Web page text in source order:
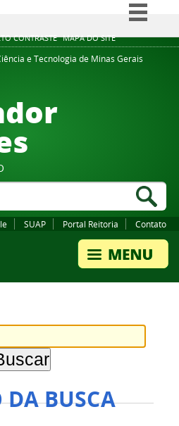
CONTRASTE MAPA DO SITE
Simplifique!
Comunica BR
e Tecnologia de Minas Gerais
SUAP Portal Reitoria Contato
DA BUSCA